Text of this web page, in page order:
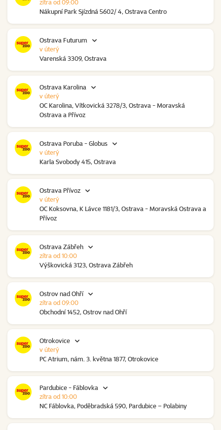
Nákupní Park Sjízdná 5602/ 4, Ostrava Centro
zítra od 09:00
Ostrava Futurum
Varenská 3309, Ostrava
v úterý
Ostrava Karolina
OC Karolina, Vítkovická 3278/3, Ostrava - Moravská
Ostrava a Přívoz
v úterý
Ostrava Poruba - Globus
Karla Svobody 415, Ostrava
v úterý
Ostrava Přívoz
OC Koksovna, K Lávce 1181/3, Ostrava - Moravská Ostrava a
Přívoz
v úterý
Ostrava Zábřeh
Výškovická 3123, Ostrava Zábřeh
zítra od 10:00
Ostrov nad Ohří
Obchodní 1452, Ostrov nad Ohří
zítra od 09:00
Otrokovice
PC Atrium, nám. 3. května 1877, Otrokovice
v úterý
Pardubice - Fáblovka
NC Fáblovka, Poděbradská 590, Pardubice – Polabiny
zítra od 10:00